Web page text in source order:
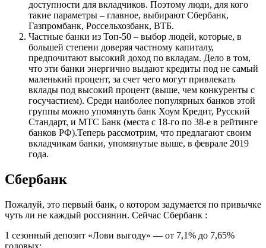
доступности для вкладчиков. Поэтому люди, для кого
такие параметры – главное, выбирают Сбербанк,
Газпромбанк, Россельхозбанк, ВТБ.
Частные банки из Топ-50 – выбор людей, которые, в
большей степени доверяя частному капиталу,
предпочитают высокий доход по вкладам. Дело в том,
что эти банки энергично выдают кредиты под не самый
маленький процент, за счет чего могут привлекать
вклады под высокий процент (выше, чем конкуренты с
госучастием). Среди наиболее популярных банков этой
группы можно упомянуть банк Хоум Кредит, Русский
Стандарт, и МТС Банк (места с 18-го по 38-е в рейтинге
банков РФ).Теперь рассмотрим, что предлагают своим
вкладчикам банки, упомянутые выше, в феврале 2019
года.
Сбербанк
Пожалуй, это первый банк, о котором задумается по привычке
чуть ли не каждый россиянин. Сейчас Сбербанк :
1 сезонный депозит «Лови выгоду» — от 7,1% до 7,65%
годовых;